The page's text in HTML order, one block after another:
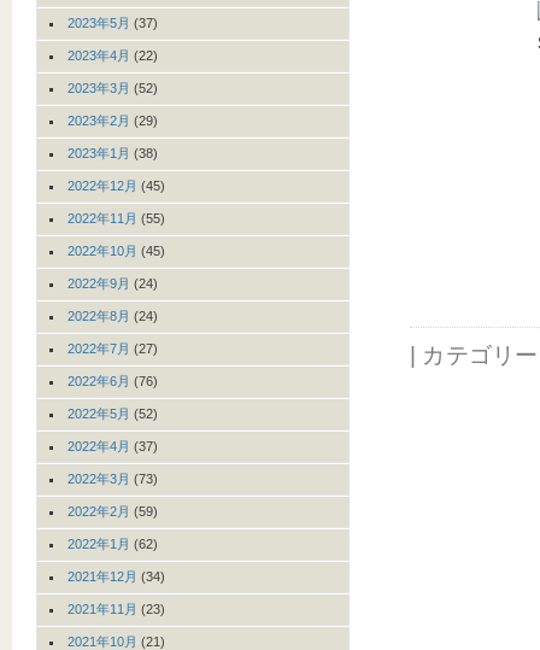
| カテゴリ
2023年5月 (37)
2023年4月 (22)
2023年3月 (52)
2023年2月 (29)
2023年1月 (38)
2022年12月 (45)
2022年11月 (55)
2022年10月 (45)
2022年9月 (24)
2022年8月 (24)
2022年7月 (27)
2022年6月 (76)
2022年5月 (52)
2022年4月 (37)
2022年3月 (73)
2022年2月 (59)
2022年1月 (62)
2021年12月 (34)
2021年11月 (23)
2021年10月 (21)